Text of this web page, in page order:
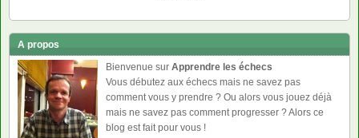
A propos
Bienvenue sur Apprendre les échecs
Vous débutez aux échecs mais ne savez pas
comment vous y prendre ? Ou alors vous jouez déjà
mais ne savez pas comment progresser ? Alors ce
blog est fait pour vous !